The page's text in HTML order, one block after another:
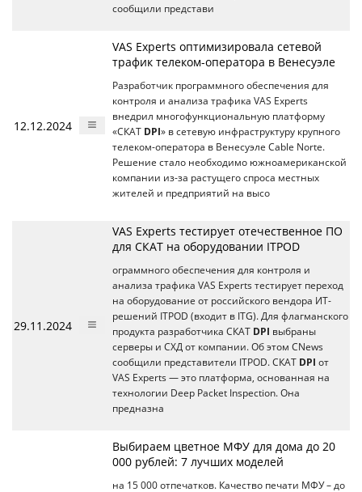
сообщили представи
12.12.2024
VAS Experts оптимизировала сетевой
трафик телеком-оператора в Венесуэле
Разработчик программного обеспечения для
контроля и анализа трафика VAS Experts
внедрил многофункциональную платформу
«СКАТ DPI» в сетевую инфраструктуру крупного
телеком-оператора в Венесуэле Cable Norte.
Решение стало необходимо южноамериканской
компании из-за растущего спроса местных
жителей и предприятий на высо
29.11.2024
VAS Experts тестирует отечественное ПО
для СКАТ на оборудовании ITPOD
ограммного обеспечения для контроля и
анализа трафика VAS Experts тестирует переход
на оборудование от российского вендора ИТ-
решений ITPOD (входит в ITG). Для флагманского
продукта разработчика СКАТ DPI выбраны
серверы и СХД от компании. Об этом CNews
сообщили представители ITPOD. СКАТ DPI от
VAS Experts — это платформа, основанная на
технологии Deep Packet Inspection. Она
предназна
Выбираем цветное МФУ для дома до 20
000 рублей: 7 лучших моделей
на 15 000 отпечатков. Качество печати МФУ – до